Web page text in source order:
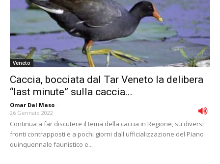
Veneto
Caccia, bocciata dal Tar Veneto la delibera
“last minute” sulla caccia...
Omar Dal Maso -
26 Gennaio 2022
Continua a far discutere il tema della caccia in Regione, su diversi
fronti contrapposti e a pochi giorni dall'ufficializzazione del Piano
quinquennale faunistico e...